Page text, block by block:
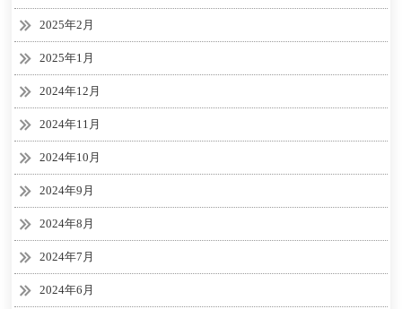
2025年2月
2025年1月
2024年12月
2024年11月
2024年10月
2024年9月
2024年8月
2024年7月
2024年6月